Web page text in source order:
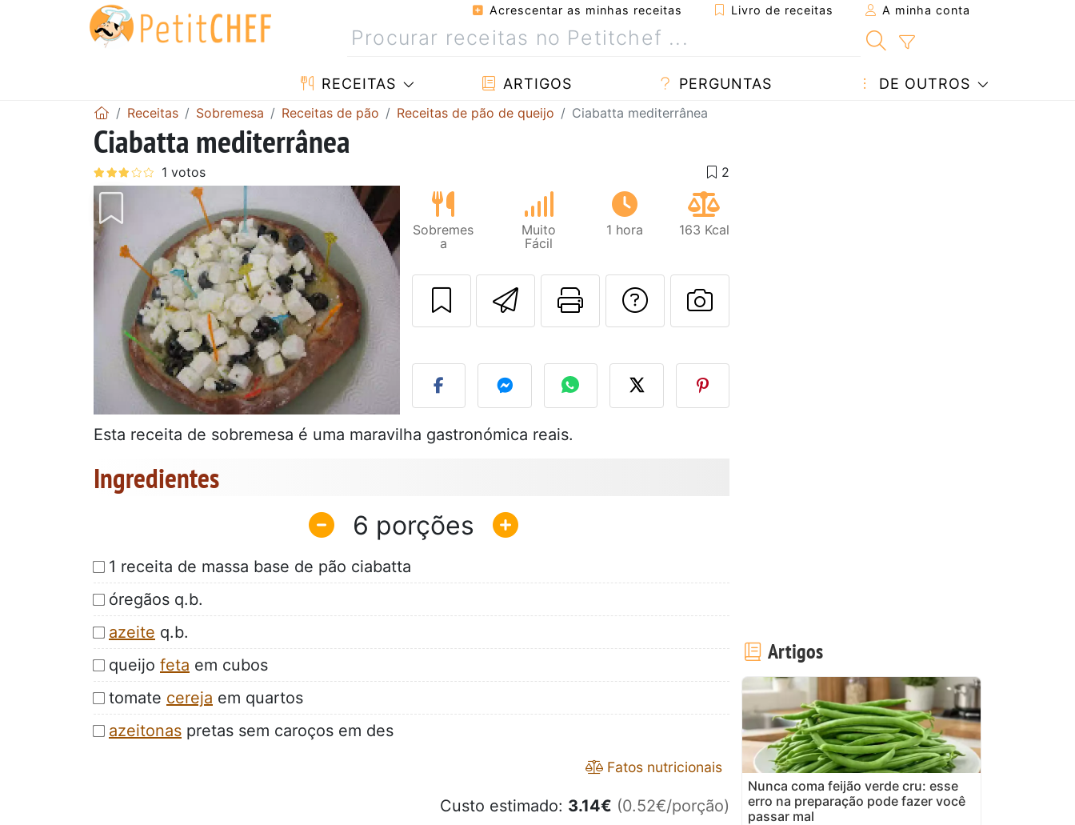
Acrescentar as minhas receitas Livro de receitas A minha conta
RECEITAS ARTIGOS PERGUNTAS DE OUTROS
Receitas Sobremesa Receitas de pão Receitas de pão de queijo Ciabatta mediterrânea
Ciabatta mediterrânea
Sobremes
a
Muito
Fácil
1 hora 163 Kcal
Enviar esta receita a um amigo
Imprima esta página
Falar com o autor da receita
Fez esta receita? Compartilhe
Esta receita de sobremesa é uma maravilha gastronómica reais.
Ingredientes
6
1 receita de massa base de pão ciabatta
óregãos q.b.
azeite q.b.
queijo feta em cubos
tomate cereja em quartos
azeitonas pretas sem caroços em des
Fatos nutricionais
Custo estimado: 3.14€ (0.52€/porção)
Artigos
Nunca coma feijão verde cru: esse
erro na preparação pode fazer você
passar mal